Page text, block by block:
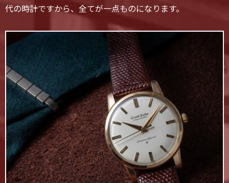
代の時計ですから、全てが一点ものになります。